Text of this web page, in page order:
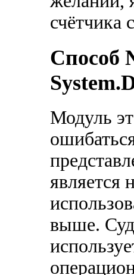
счётчика
Способ
Модуль
является
выше.